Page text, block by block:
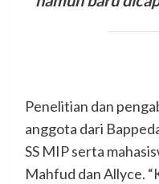
Penelitian dan
anggota dari
SS MIP serta
Mahfud dan Allyce.